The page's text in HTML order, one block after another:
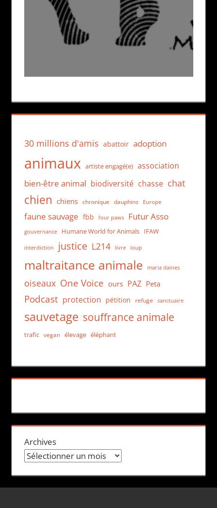
30 millions d'amis abattoir adoption
animaux artiste engagé(e) association
bien-être animal biodiversité chasse chat
chien chiens chronique dauphins Europe
faune sauvage fbb four paws Futur Asso
gouvernance Humane World for Animals IFAW
interdiction justice L214 livre loup
maltraitance animale maria daines
oiseaux One Voice ours PAZ Peta
Podcast protection pétition refuge sanctuaire
sauvetage souffrance animale
trafic vegan élevage éléphant
Archives